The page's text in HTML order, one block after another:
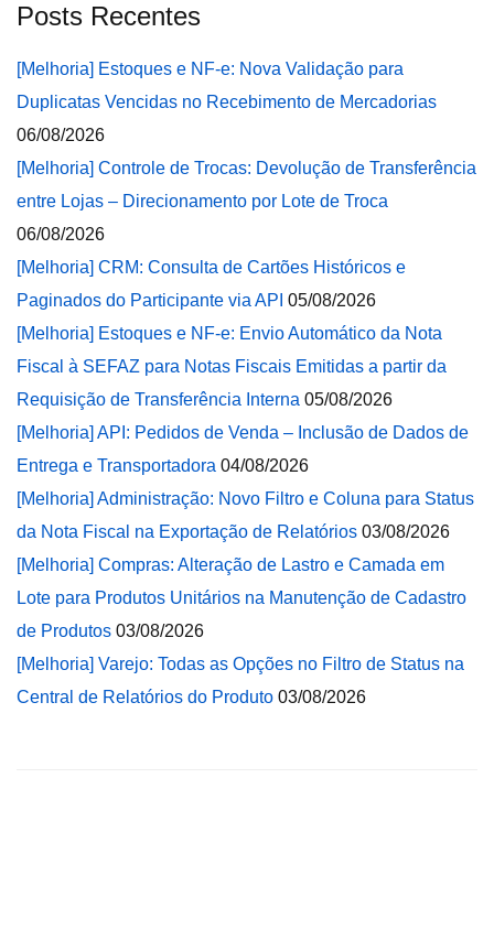
Posts Recentes
[Melhoria] Estoques e NF-e: Nova Validação para
Duplicatas Vencidas no Recebimento de Mercadorias
06/08/2026
[Melhoria] Controle de Trocas: Devolução de Transferência
entre Lojas – Direcionamento por Lote de Troca
06/08/2026
[Melhoria] CRM: Consulta de Cartões Históricos e
Paginados do Participante via API 05/08/2026
[Melhoria] Estoques e NF-e: Envio Automático da Nota
Fiscal à SEFAZ para Notas Fiscais Emitidas a partir da
Requisição de Transferência Interna 05/08/2026
[Melhoria] API: Pedidos de Venda – Inclusão de Dados de
Entrega e Transportadora 04/08/2026
[Melhoria] Administração: Novo Filtro e Coluna para Status
da Nota Fiscal na Exportação de Relatórios 03/08/2026
[Melhoria] Compras: Alteração de Lastro e Camada em
Lote para Produtos Unitários na Manutenção de Cadastro
de Produtos 03/08/2026
[Melhoria] Varejo: Todas as Opções no Filtro de Status na
Central de Relatórios do Produto 03/08/2026